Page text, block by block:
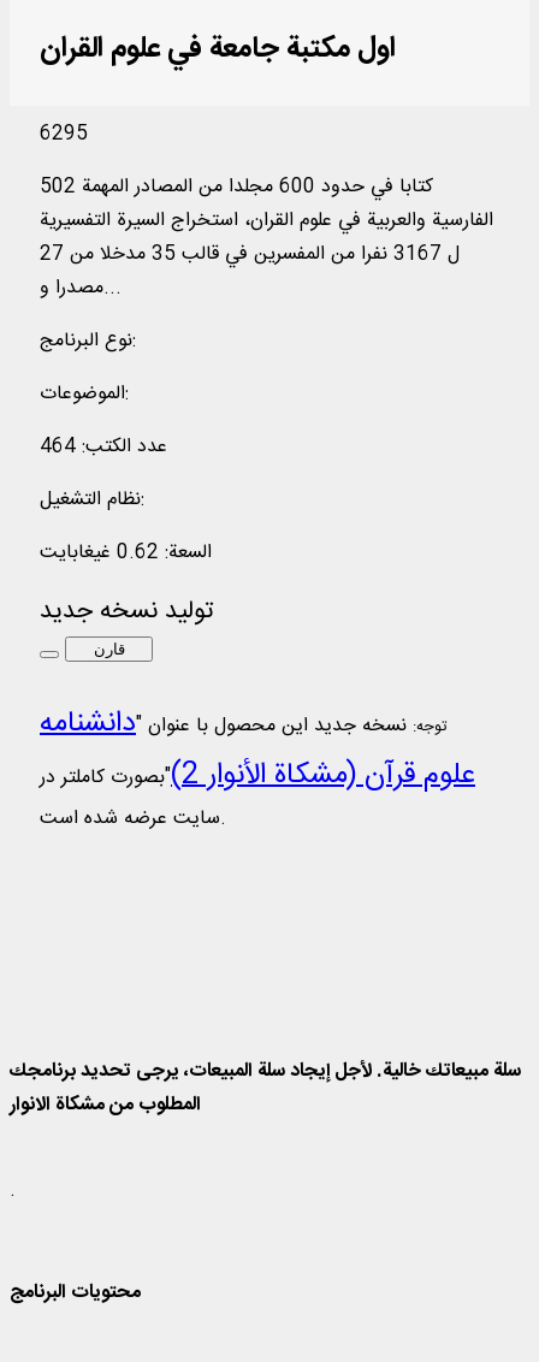
اول مكتبة جامعة في علوم القران
6295
502 كتابا في حدود 600 مجلدا من المصادر المهمة
الفارسية والعربية في علوم القران، استخراج السيرة التفسيرية
ل 3167 نفرا من المفسرين في قالب 35 مدخلا من 27
مصدرا و...
نوع البرنامج:
الموضوعات:
عدد الكتب:
464
نظام التشغیل:
السعة: 0.62 غيغابايت
تولید نسخه جدید
قارن
توجه: نسخه جدید این محصول با عنوان "دانشنامه
علوم قرآن (مشکاة الأنوار 2)
"بصورت کاملتر در
سایت عرضه شده است.
سلة مبيعاتك خالية. لأجل إيجاد سلة المبيعات، يرجی تحديد برنامجك
المطلوب من مشكاة الانوار
.
محتويات البرنامج